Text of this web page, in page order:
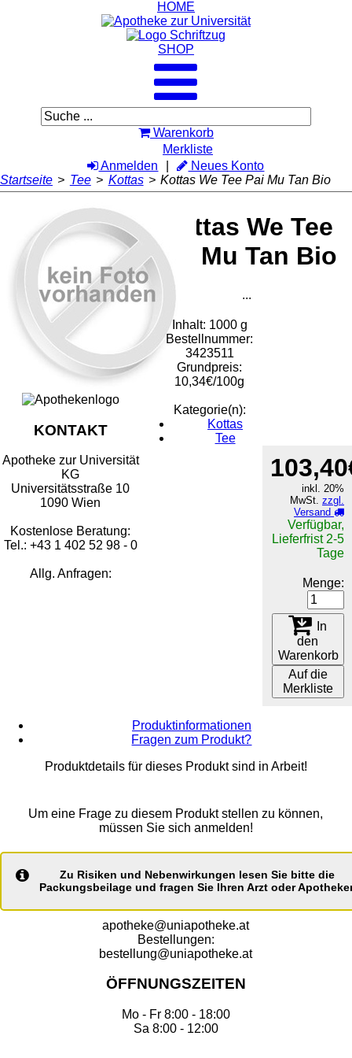
HOME
SHOP
Warenkorb
Merkliste
Anmelden
Neues Konto
Startseite > Tee > Kottas > Kottas We Tee Pai Mu Tan Bio
Kottas We Tee
Pai Mu Tan Bio
...
Inhalt: 1000 g
Bestellnummer:
3423511
Grundpreis:
10,34€/100g
Kategorie(n):
Kottas
Tee
inkl. 20%
MwSt. zzgl.
Versand
Verfügbar,
Lieferfrist 2-5
Tage
Menge:
In
den
Warenkorb
Auf die
Merkliste
Produktinformationen
Fragen zum Produkt?
Produktdetails für dieses Produkt sind in Arbeit!
Um eine Frage zu diesem Produkt stellen zu können,
müssen Sie sich anmelden!
Zu Risiken und Nebenwirkungen lesen Sie bitte die
Packungsbeilage und fragen Sie Ihren Arzt oder
KONTAKT
Apotheke zur Universität
KG
Universitätsstraße 10
1090 Wien
Kostenlose Beratung:
Tel.: +43 1 402 52 98 - 0
Allg. Anfragen:
apotheke@uniapotheke.at
Bestellungen:
bestellung@uniapotheke.at
ÖFFNUNGSZEITEN
Mo - Fr 8:00 - 18:00
Sa 8:00 - 12:00